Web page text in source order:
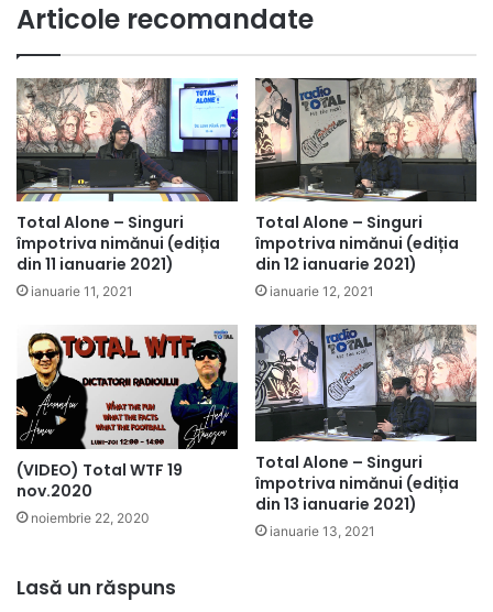
Articole recomandate
Total Alone – Singuri
împotriva nimănui (ediția
din 11 ianuarie 2021)
ianuarie 11, 2021
Total Alone – Singuri
împotriva nimănui (ediția
din 12 ianuarie 2021)
ianuarie 12, 2021
(VIDEO) Total WTF 19
nov.2020
noiembrie 22, 2020
Total Alone – Singuri
împotriva nimănui (ediția
din 13 ianuarie 2021)
ianuarie 13, 2021
Lasă un răspuns